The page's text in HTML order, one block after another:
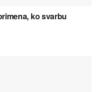
ko svarbu